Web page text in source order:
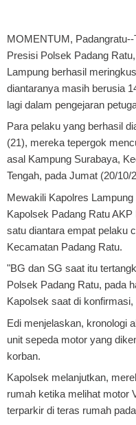
MOMENTUM, Padangratu--
Presisi Polsek Padang
Lampung berhasil
diantaranya masih berusia
lagi dalam pengejaran
Para pelaku yang berhasil
(21), mereka tepergok
asal Kampung Surabaya,
Tengah, pada Jumat (20/10/
Mewakili Kapolres
Kapolsek Padang Ratu
satu diantara empat pelaku
Kecamatan Padang Ratu.
"BG dan SG saat itu
Polsek Padang Ratu, pada
Kapolsek saat di
Edi menjelaskan, kronologi
unit sepeda motor yang
korban.
Kapolsek melanjutkan,
rumah ketika melihat motor
terparkir di teras rumah